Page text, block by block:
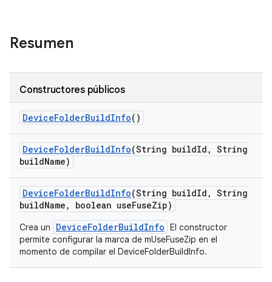
Resumen
Constructores públicos
DeviceFolderBuildInfo()
DeviceFolderBuildInfo(String buildId , String
buildName)
DeviceFolderBuildInfo(String buildId , String
buildName , boolean useFuseZip)
Crea un DeviceFolderBuildInfo El constructor
permite configurar la marca de mUseFuseZip en el
momento de compilar el DeviceFolderBuildInfo.